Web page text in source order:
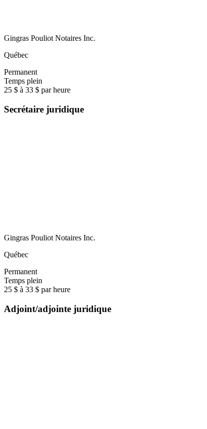
Gingras Pouliot Notaires Inc.
Québec
Permanent
Temps plein
25 $ à 33 $ par heure
Secrétaire juridique
Gingras Pouliot Notaires Inc.
Québec
Permanent
Temps plein
25 $ à 33 $ par heure
Adjoint/adjointe juridique